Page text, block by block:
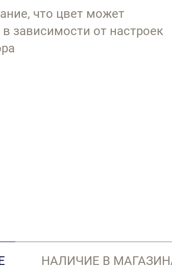
что цвет может
зависимости от настроек
НАЛИЧИЕ В